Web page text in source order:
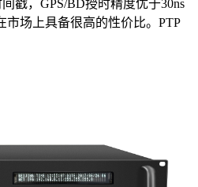
戳，GPS/BD授时精度优于30ns
市场上具备很高的性价比。PTP